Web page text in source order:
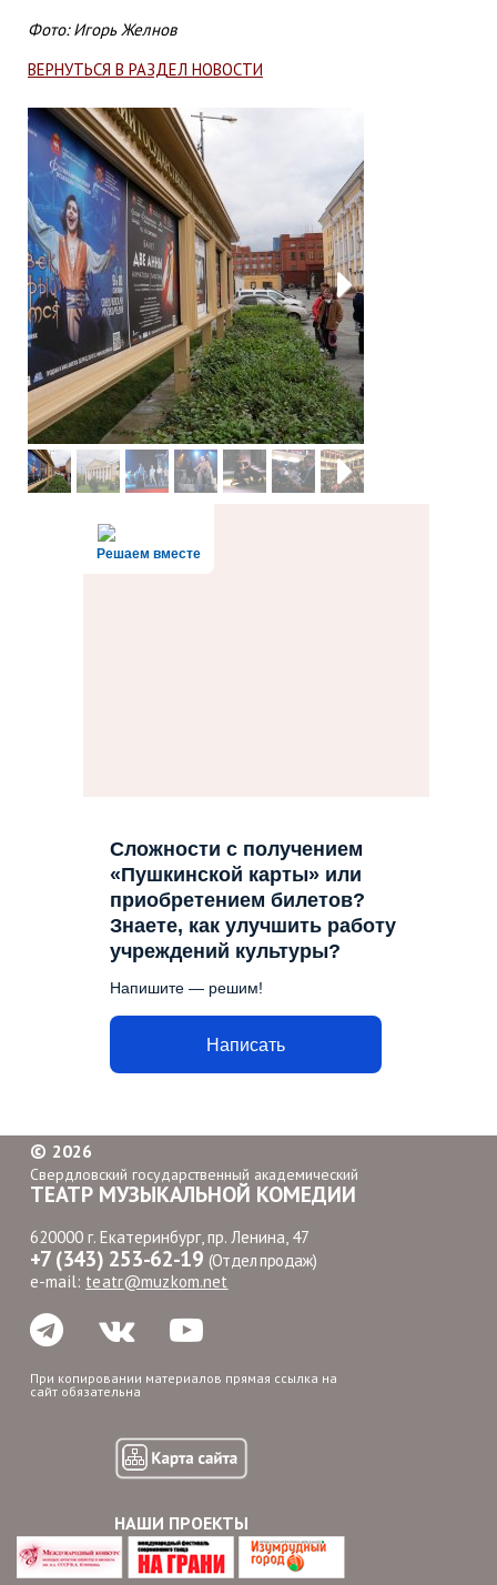
Фото: Игорь Желнов
ВЕРНУТЬСЯ В РАЗДЕЛ НОВОСТИ
Next
Решаем вместе
Сложности с получением
«Пушкинской карты» или
приобретением билетов?
Знаете, как улучшить работу
учреждений культуры?
Напишите — решим!
Написать
© 2026
Свердловский государственный академический
ТЕАТР МУЗЫКАЛЬНОЙ КОМЕДИИ
620000 г. Екатеринбург, пр. Ленина, 47
+7 (343) 253-62-19 (Отдел продаж)
e-mail: teatr@muzkom.net
При копировании материалов прямая ссылка на
сайт обязательна
НАШИ ПРОЕКТЫ